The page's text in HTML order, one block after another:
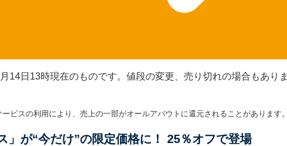
14日13時現在のものです。値段の変更、売り切れの場合もありま
ビスの利用により、売上の一部がオールアバウトに還元されることがあります。
」が“今だけ”の限定価格に！ 25％オフで登場